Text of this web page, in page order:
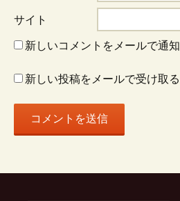
ン
サイト
新しいコメントをメールで通知
新しい投稿をメールで受け取る